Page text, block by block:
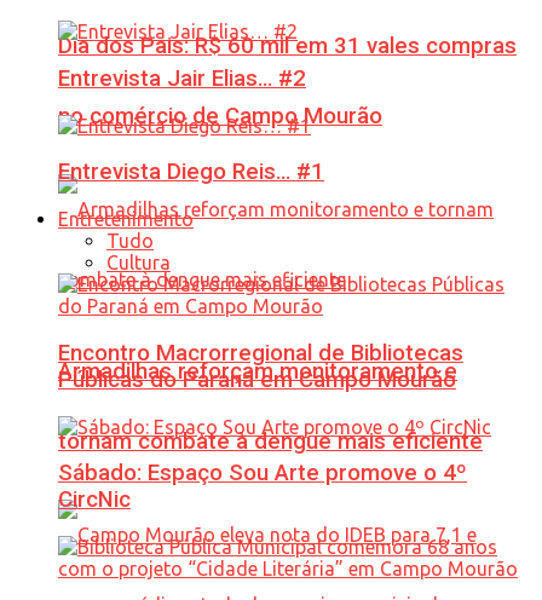
Dia dos Pais: R$ 60 mil em 31 vales compras
no comércio de Campo Mourão
Armadilhas reforçam monitoramento e
tornam combate à dengue mais eficiente
Entrevista Jair Elias… #2
Entrevista Diego Reis… #1
Entretenimento
Tudo
Cultura
Encontro Macrorregional de Bibliotecas
Públicas do Paraná em Campo Mourão
Sábado: Espaço Sou Arte promove o 4º
CircNic